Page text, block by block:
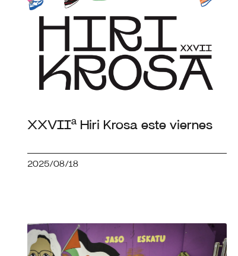
XXVIIª Hiri Krosa este viernes
2025/08/18